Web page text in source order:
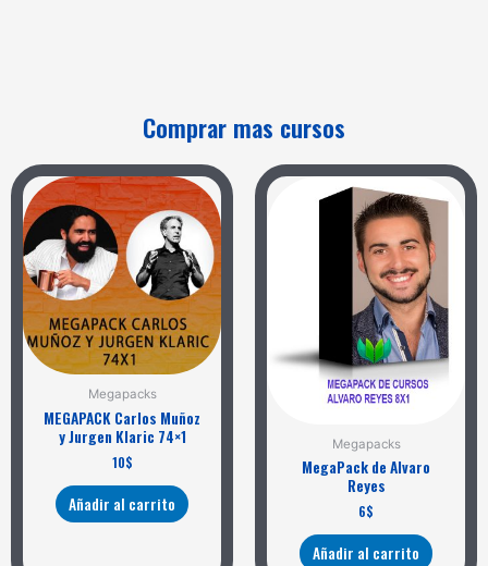
Comprar mas cursos
Megapacks
MEGAPACK Carlos Muñoz
y Jurgen Klaric 74×1
10$
Añadir al carrito
Megapacks
MegaPack de Alvaro
Reyes
6$
Añadir al carrito